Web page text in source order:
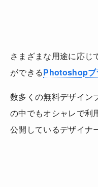
さまざまな用途に応じ
ができるPhotoshopブ
数多くの無料デザイン
の中でもオシャレで利
公開しているデザイナ